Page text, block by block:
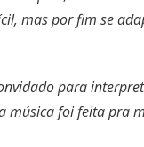
mas por fim se
para
foi feita pra